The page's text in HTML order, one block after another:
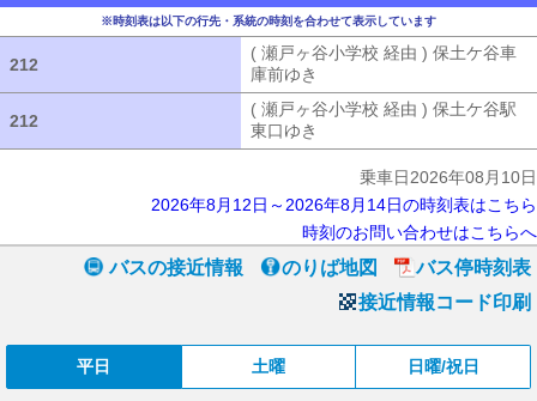
※時刻表は以下の行先・系統の時刻を合わせて表示しています
212
( 瀬戸ヶ谷小学校 経由 ) 保土ケ谷車
庫前ゆき
212
( 瀬戸ヶ谷小学校 経由 ) 保土ケ谷駅
東口ゆき
乗車日2026年08月10日
2026年8月12日～2026年8月14日の時刻表はこちら
時刻のお問い合わせはこちらへ
バスの接近情報 のりば地図
バス停時刻表
接近情報コード印刷
平日 土曜 日曜/祝日